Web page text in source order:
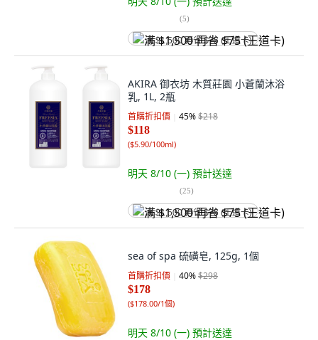
(5)
满 $1,500 再省 $75 (王道卡)
AKIRA 御衣坊 木質莊園 小蒼蘭沐浴
乳, 1L, 2瓶
首購折扣價 45%$218
$118
($5.90/100ml)
明天 8/10 (一) 預計送達
(25)
满 $1,500 再省 $75 (王道卡)
sea of spa 硫磺皂, 125g, 1個
首購折扣價 40%$298
$178
($178.00/1個)
明天 8/10 (一) 預計送達